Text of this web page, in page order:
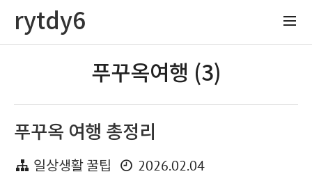
rytdy6
푸꾸옥여행 (3)
푸꾸옥 여행 총정리
일상생활 꿀팁
2026.02.04